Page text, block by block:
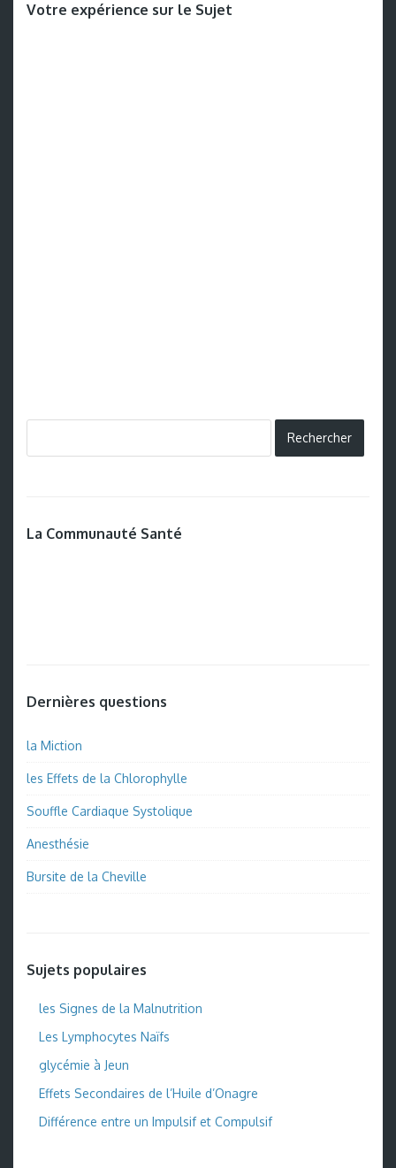
Votre expérience sur le Sujet
La Communauté Santé
Dernières questions
la Miction
les Effets de la Chlorophylle
Souffle Cardiaque Systolique
Anesthésie
Bursite de la Cheville
Sujets populaires
les Signes de la Malnutrition
Les Lymphocytes Naïfs
glycémie à Jeun
Effets Secondaires de l’Huile d’Onagre
Différence entre un Impulsif et Compulsif